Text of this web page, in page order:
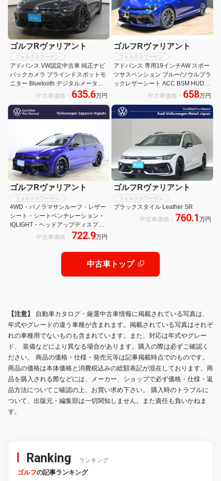
ゴルフRヴァリアント
フォルクスワーゲン
アドバンス VW認定中古車 純正ナビ
バックカメラ ブラインドスポットモ
ニター Bluetooth デジタルメーター
LEDヘッドライト ETC2.0 クルーズ
コントロール スペアキー 純正アルミ
ホイール
中古車価格： 635.6万円
ゴルフRヴァリアント
フォルクスワーゲン
アドバンス 専用19インチAW スポー
ツサスペンション ブルー/ソウルブラ
ックレザーシート ACC BSM HUD
パワーシート 前後ドラレコ シートヒ
ーター ベンチレーション パワーバッ
クドア ETC2.0
中古車価格： 658万円
ゴルフRヴァリアント
フォルクスワーゲン
4WD・パノラマサンルーフ・レザー
シート・シートベンチレーション・
IQLIGHT・ヘッドアップディスプレ
イ・ステアリングヒーター・
ー前後・新車保証継承
中古車価格： 722.9万円
ゴルフRヴァリアント
フォルクスワーゲン
ブラックスタイル Leather SR
中古車価格： 760.1 万円
中古車トップ
【注意】 自動車カタログ・厳選中古車情報に掲載されている写真は、
年式やグレードの違う車種が含まれます。掲載されている写真はそれぞ
れの車種用でないものも含まれています。また、対応は年式やグレー
ド、 装備などにより異なる場合があります。購入の際は必ずご確認く
ださい。 商品の価格・仕様・発売元等は記事掲載時点でのものです。
商品の価格は本体価格と消費税込みの総額表記が混在しております。商
品を購入される際などには、メーカー、ショップで必ず価格・仕様・返
品方法についてご確認の上、お買い求め下さい。 購入時のトラブルに
ついて、出版元・編集部は一切関知しません。また責任も負いかねま
す。
Ranking ランキング
ゴルフの記事ランキング